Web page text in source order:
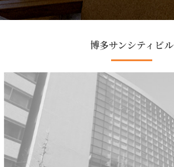
借りる
空室管理オンライン相談
よくあるご質問
会社情報
博多サンシティビル